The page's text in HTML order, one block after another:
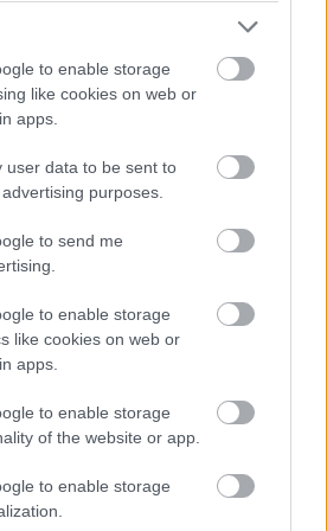
to enable storage
like cookies on web or
apps.
user data to be sent to
purposes.
to send me
to enable storage
like cookies on web or
apps.
to enable storage
of the website or app.
to enable storage
privádza ako primárny alebo
vysvetľuje Veronika
sa môže privádzať napríklad
možno prívod umiestniť na
riešením však je privádzať ho
sa kozubmi na 7
a spoznajte aktuálne
na trhu!
si zodpovedajúci komín, teda
prívodu vzduchu. Mal by mať
sa predíde problémom